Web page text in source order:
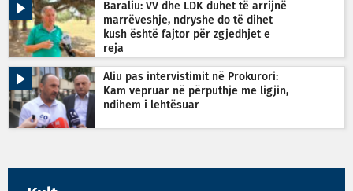
Baraliu: VV dhe LDK duhet të arrijnë
marrëveshje, ndryshe do të dihet
kush është fajtor për zgjedhjet e
reja
Aliu pas intervistimit në Prokurori:
Kam vepruar në përputhje me ligjin,
ndihem i lehtësuar